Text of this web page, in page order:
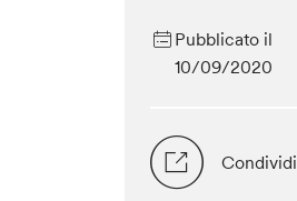
Pubblicato il
10/09/2020
Condividi